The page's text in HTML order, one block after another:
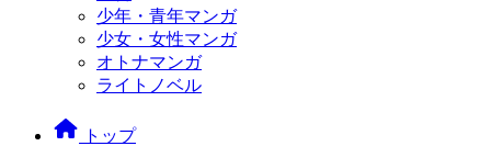
少年・青年マンガ
少女・女性マンガ
オトナマンガ
ライトノベル
トップ